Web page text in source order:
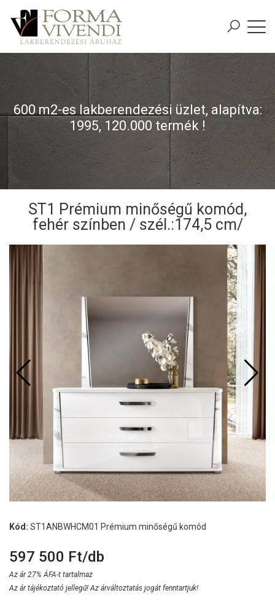
600 m2-es lakberendezési üzlet, alapítva:
1995, 120.000 termék !
ST1 Prémium minőségű komód,
fehér színben / szél.:174,5 cm/
Kód: ST1ANBWHCM01 Prémium minőségű komód
597 500 Ft/db
Az ár 27% ÁFA-t tartalmaz
Az ár tájékoztató jellegű! Az árváltoztatás jogát fenntartjuk!